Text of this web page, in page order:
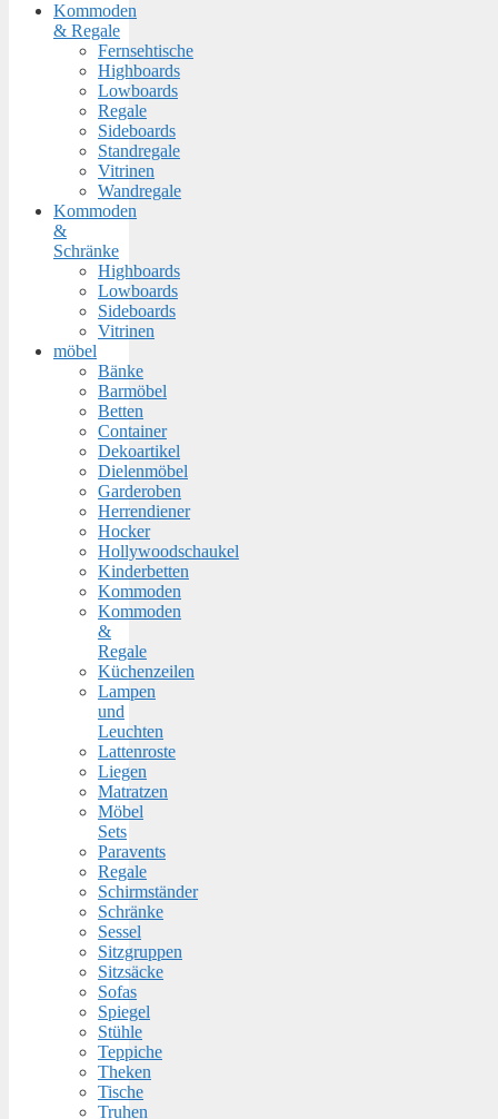
Kommoden
& Regale
Fernsehtische
Highboards
Lowboards
Regale
Sideboards
Standregale
Vitrinen
Wandregale
Kommoden
&
Schränke
Highboards
Lowboards
Sideboards
Vitrinen
möbel
Bänke
Barmöbel
Betten
Container
Dekoartikel
Dielenmöbel
Garderoben
Herrendiener
Hocker
Hollywoodschaukel
Kinderbetten
Kommoden
Kommoden
&
Regale
Küchenzeilen
Lampen
und
Leuchten
Lattenroste
Liegen
Matratzen
Möbel
Sets
Paravents
Regale
Schirmständer
Schränke
Sessel
Sitzgruppen
Sitzsäcke
Sofas
Spiegel
Stühle
Teppiche
Theken
Tische
Truhen